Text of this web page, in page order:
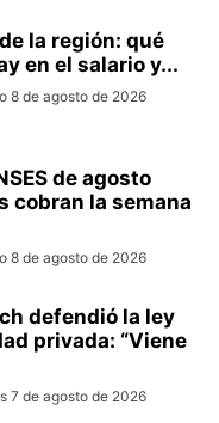
la región: qué
en el salario y...
8 de agosto de 2026
de agosto
cobran la semana
8 de agosto de 2026
defendió la ley
privada: “Viene
7 de agosto de 2026